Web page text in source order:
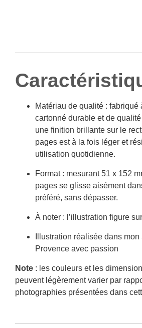
Matériau de qualité : fabriqué
cartonné durable et de
une finition brillante sur le
pages est à la fois léger et
utilisation quotidienne.
Format : mesurant 51 x 152
pages se glisse aisément
préféré, sans dépasser.
À noter : l’illustration figure
Illustration réalisée dans
Provence avec passion
Note : les couleurs et les
peuvent légèrement varier par
photographies présentées dans